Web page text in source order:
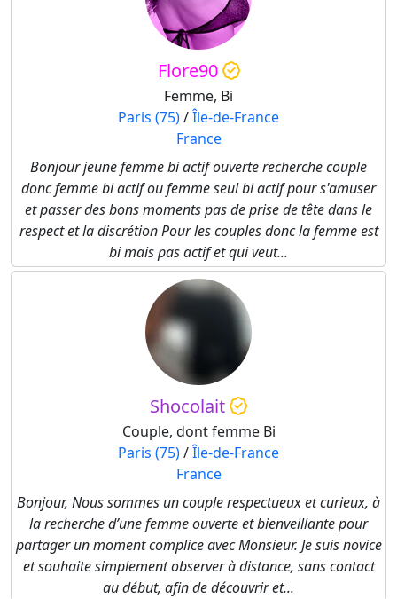
Flore90
Femme, Bi
Paris (75)/Île-de-France
France
Bonjour jeune femme bi actif ouverte recherche couple
donc femme bi actif ou femme seul bi actif pour s'amuser
et passer des bons moments pas de prise de tête dans le
respect et la discrétion Pour les couples donc la femme est
bi mais pas actif et qui veut...
Shocolait
Couple, dont femme Bi
Paris (75)/Île-de-France
France
Bonjour, Nous sommes un couple respectueux et curieux, à
la recherche d’une femme ouverte et bienveillante pour
partager un moment complice avec Monsieur. Je suis novice
et souhaite simplement observer à distance, sans contact
au début, afin de découvrir et...